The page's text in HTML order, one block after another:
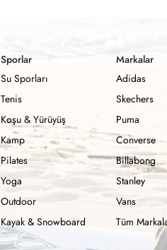
Sporlar
Su Sporları
Tenis
Koşu & Yürüyüş
Kamp
Pilates
Yoga
Outdoor
Kayak & Snowboard
Markalar
Adidas
Skechers
Puma
Converse
Billabong
Stanley
Vans
Tüm